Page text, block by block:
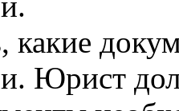
какие
Юрист